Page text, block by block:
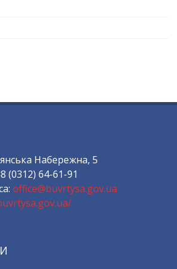
Набережна, 5
(0312) 64-61-91
office@buvrtysa.gov.ua